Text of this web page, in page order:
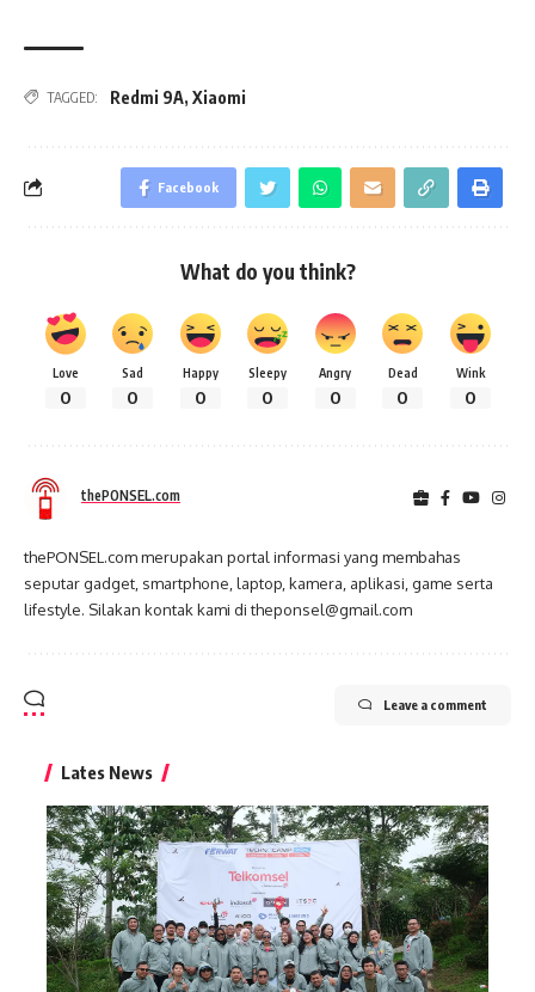
TAGGED: Redmi 9A, Xiaomi
Facebook
What do you think?
Love
0
Sad
0
Happy
0
Sleepy
0
Angry
0
Dead
0
Wink
0
thePONSEL.com
thePONSEL.com merupakan portal informasi yang membahas
seputar gadget, smartphone, laptop, kamera, aplikasi, game serta
lifestyle. Silakan kontak kami di theponsel@gmail.com
Leave a comment
Lates News